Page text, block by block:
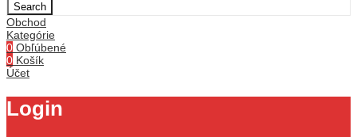
Search
Obchod
Kategórie
0 Obľúbené
0 Košík
Účet
Login